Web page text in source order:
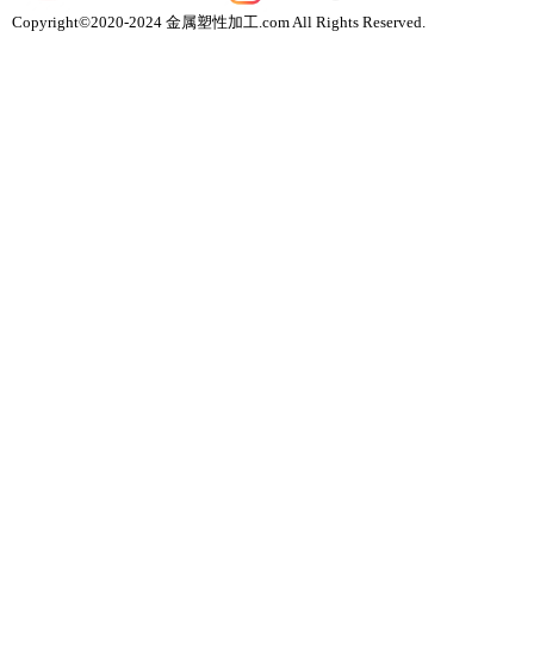
Copyright©2020-2024 金属塑性加工.com All Rights Reserved.